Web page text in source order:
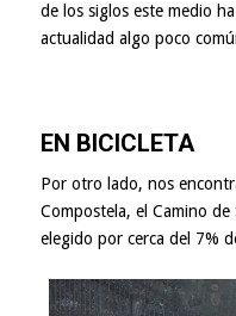
de los siglos este medio
actualidad algo poco
EN BICICLETA
Por otro lado, nos
Compostela, el Camino
elegido por cerca del 7%